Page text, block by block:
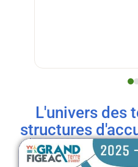
L'univers des tout-petits : les
structures